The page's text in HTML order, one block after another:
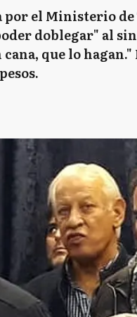
el Ministerio
doblegar" al
que lo